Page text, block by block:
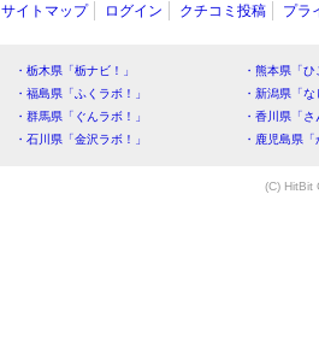
サイトマップ ログイン クチコミ投稿 プラ
・栃木県「栃ナビ！」
・熊本県「
・福島県「ふくラボ！」
・新潟県「
・群馬県「ぐんラボ！」
・香川県「
・石川県「金沢ラボ！」
・鹿児島県
(C) HitBit